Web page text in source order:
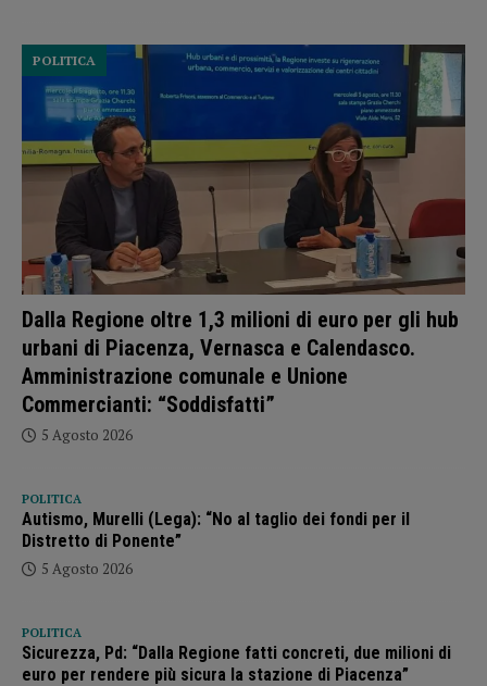
Dalla Regione oltre 1,3 milioni di euro per gli hub
urbani di Piacenza, Vernasca e Calendasco.
Amministrazione comunale e Unione
Commercianti: “Soddisfatti”
POLITICA
5 Agosto 2026
POLITICA
Autismo, Murelli (Lega): “No al taglio dei fondi per il
Distretto di Ponente”
5 Agosto 2026
POLITICA
Sicurezza, Pd: “Dalla Regione fatti concreti, due milioni di
euro per rendere più sicura la stazione di Piacenza”